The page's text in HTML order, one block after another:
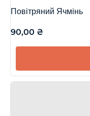
Повітряний Ячмінь
90,00 ₴